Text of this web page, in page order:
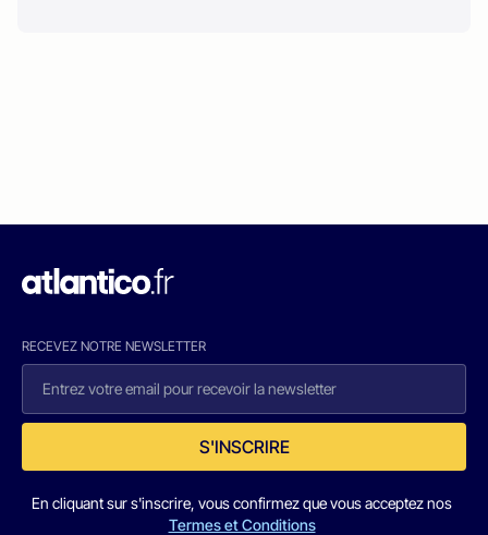
RECEVEZ NOTRE NEWSLETTER
S'INSCRIRE
En cliquant sur s'inscrire, vous confirmez que vous acceptez nos
Termes et Conditions